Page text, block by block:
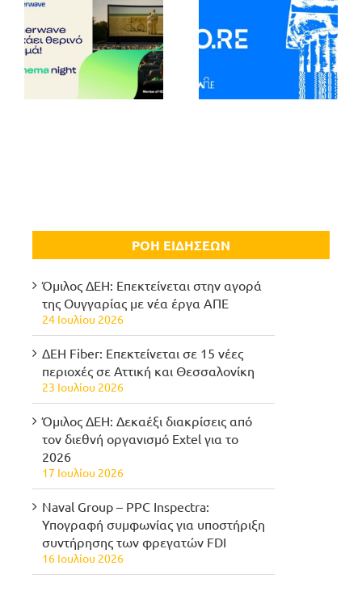
ΡΟΗ ΕΙΔΗΣΕΩΝ
Όμιλος ΔΕΗ: Επεκτείνεται στην αγορά
της Ουγγαρίας με νέα έργα ΑΠΕ
24 Ιουλίου 2026
ΔΕΗ Fiber: Επεκτείνεται σε 15 νέες
περιοχές σε Αττική και Θεσσαλονίκη
23 Ιουλίου 2026
Όμιλος ΔΕΗ: Δεκαέξι διακρίσεις από
τον διεθνή οργανισμό Extel για το
2026
17 Ιουλίου 2026
Naval Group – PPC Inspectra:
Υπογραφή συμφωνίας για υποστήριξη
συντήρησης των φρεγατών FDI
16 Ιουλίου 2026